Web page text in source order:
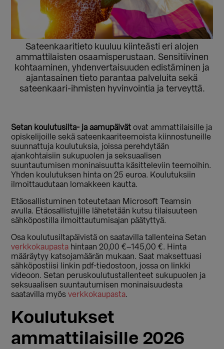
Sateenkaaritieto kuuluu kiinteästi eri alojen
ammattilaisten osaamisperustaan. Sensitiivinen
kohtaaminen, yhdenvertaisuuden edistäminen ja
ajantasainen tieto parantaa palveluita sekä
sateenkaari-ihmisten hyvinvointia ja terveyttä.
Setan koulutusilta- ja aamupäivät ovat ammattilaisille ja
opiskelijoille sekä sateenkaariteemoista kiinnostuneille
suunnattuja koulutuksia, joissa perehdytään
ajankohtaisiin sukupuolen ja seksuaalisen
suuntautumisen moninaisuutta käsitteleviin teemoihin.
Yhden koulutuksen hinta on 25 euroa. Koulutuksiin
ilmoittaudutaan lomakkeen kautta.
Etäosallistuminen toteutetaan Microsoft Teamsin
avulla. Etäosallistujille lähetetään kutsu tilaisuuteen
sähköpostilla ilmoittautumisajan päätyttyä.
Osa koulutusiltapäivistä on saatavilla tallenteina Setan
verkkokaupasta hintaan 20,00€–145,00€. Hinta
määräytyy katsojamäärän mukaan. Saat maksettuasi
sähköpostiisi linkin pdf-tiedostoon, jossa on linkki
videoon. Setan peruskoulutustallenteet sukupuolen ja
seksuaalisen suuntautumisen moninaisuudesta
saatavilla myösverkkokaupasta.
Koulutukset
ammattilaisille 2026